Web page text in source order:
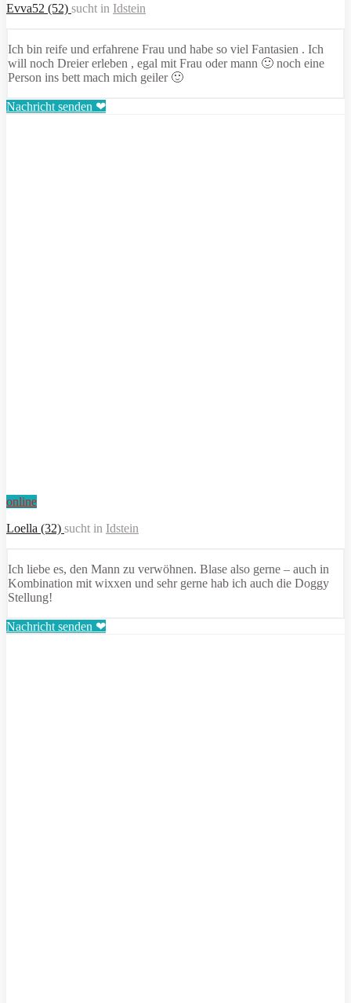
Evva52 (52) sucht in Idstein
Ich bin reife und erfahrene Frau und habe so viel Fantasien . Ich
will noch Dreier erleben , egal mit Frau oder mann 🙂 noch eine
Person ins bett mach mich geiler 🙂
Nachricht senden ❤
online
Loella (32) sucht in Idstein
Ich liebe es, den Mann zu verwöhnen. Blase also gerne – auch in
Kombination mit wixxen und sehr gerne hab ich auch die Doggy
Stellung!
Nachricht senden ❤